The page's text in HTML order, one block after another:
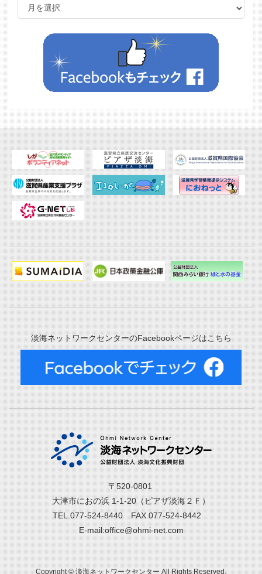
淡海ネットワークセンターのFacebookページはこちら
〒520-0801
大津市におの浜 1-1-20（ピアザ淡海２Ｆ）
TEL.077-524-8440 FAX.077-524-8442
E-mail:office@ohmi-net.com
Copyright © 淡海ネットワークセンター All Rights Reserved.